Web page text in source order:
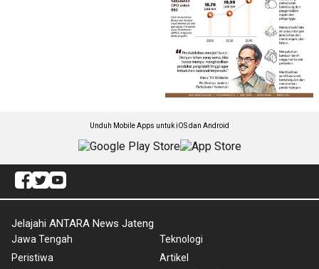
Unduh Mobile Apps untuk iOS dan Android
Jelajahi ANTARA News Jateng
Jawa Tengah
Peristiwa
Teknologi
Artikel